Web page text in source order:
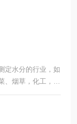
定水分的行业，如
烟草，化工，茶
胶、塑胶、纺织等
体、颗粒、粉末、